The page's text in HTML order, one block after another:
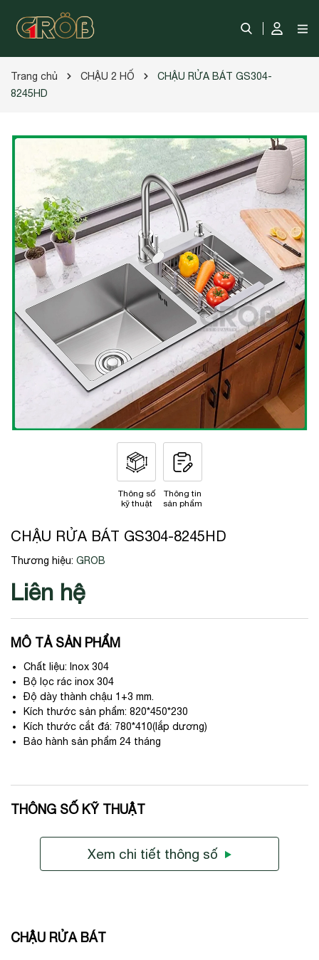
Trang chủ CHẬU 2 HỐ
CHẬU RỬA BÁT GS304-
8245HD
Thông số
kỹ thuật
Thông tin
sản phẩm
CHẬU RỬA BÁT GS304-8245HD
Thương hiệu: GROB
Liên hệ
MÔ TẢ SẢN PHẨM
Chất liệu: Inox 304
Bộ lọc rác inox 304
Độ dày thành chậu 1+3 mm.
Kích thước sản phẩm: 820*450*230
Kích thước cắt đá: 780*410(lắp dương)
Bảo hành sản phẩm 24 tháng
THÔNG SỐ KỸ THUẬT
Xem chi tiết thông số
CHẬU RỬA BÁT